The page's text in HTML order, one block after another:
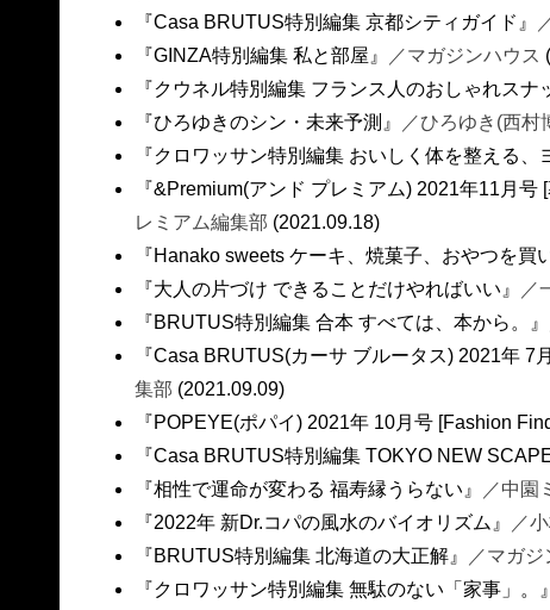
『Casa BRUTUS特別編集 京都シティガイド』
『GINZA特別編集 私と部屋』
／マガジンハウス
『クウネル特別編集 フランス人のおしゃれスナ
『ひろゆきのシン・未来予測』
／ひろゆき(西村
『クロワッサン特別編集 おいしく体を整える、
『&Premium(アンド プレミアム) 2021年11月号
レミアム編集部 (2021.09.18)
『Hanako sweets ケーキ、焼菓子、おやつを買
『大人の片づけ できることだけやればいい』
／
『BRUTUS特別編集 合本 すべては、本から。』
『Casa BRUTUS(カーサ ブルータス) 2021年 7
集部 (2021.09.09)
『POPEYE(ポパイ) 2021年 10月号 [Fashion
『Casa BRUTUS特別編集 TOKYO NEW
『相性で運命が変わる 福寿縁うらない』
／中園
『2022年 新Dr.コパの風水のバイオリズム』
／
『BRUTUS特別編集 北海道の大正解』
／マガジ
『クロワッサン特別編集 無駄のない「家事」。』